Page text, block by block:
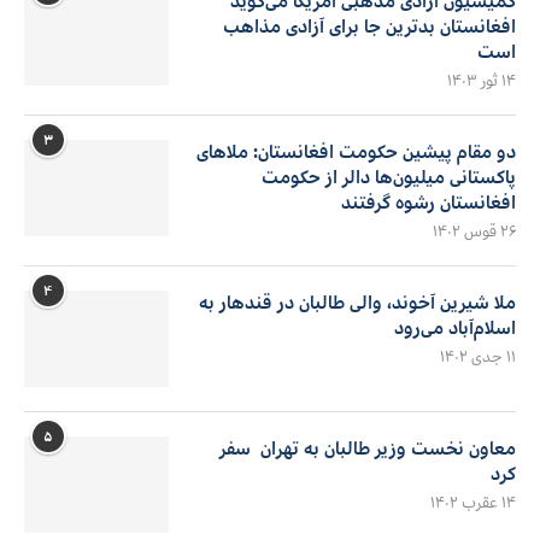
افغانستان بدترین جا برای آزادی مذاهب
است
۱۴ ثور ۱۴۰۳
۳
دو مقام پیشین حکومت افغانستان: ملاهای
پاکستانی میلیون‌ها دالر از حکومت
افغانستان رشوه گرفتند
۲۶ قوس ۱۴۰۲
۴
ملا شیرین آخوند، والی طالبان در قندهار به
اسلام‌آباد می‌رود
۱۱ جدی ۱۴۰۲
۵
معاون نخست وزیر طالبان به تهران سفر
کرد
۱۴ عقرب ۱۴۰۲